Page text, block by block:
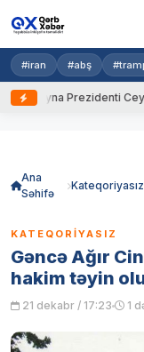
#iran #abş
Prezidenti
Ana
Səhifə
Kateqoriyasız
KATEQORIYASIZ
Gəncə Ağır
hakim təyin
21 dekabr / 17:23 1